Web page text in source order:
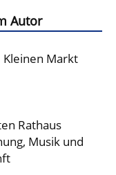
Autor
Kleinen Markt
Rathaus
Musik und